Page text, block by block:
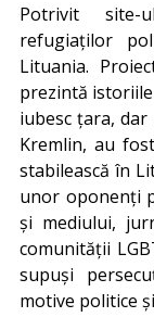
Potrivit site-
refugiaților
Lituania.
prezintă
iubesc țara,
Kremlin, au
stabilească în
unor oponenți
și mediului,
comunității
supuși
motive politice